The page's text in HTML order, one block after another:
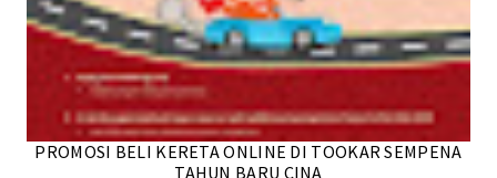
PROMOSI BELI KERETA ONLINE DI TOOKAR SEMPENA
TAHUN BARU CINA